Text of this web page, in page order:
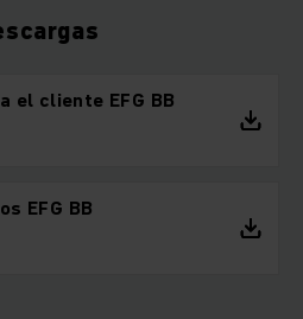
el cliente EFG BB
EFG BB